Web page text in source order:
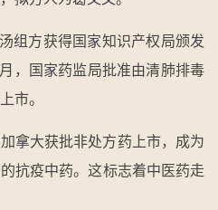
组方获得国家知识产权局颁发
，国家药监局批准由清肺排毒
市。
拿大获批非处方药上市，成为
抗疫中药。这标志着中医药走